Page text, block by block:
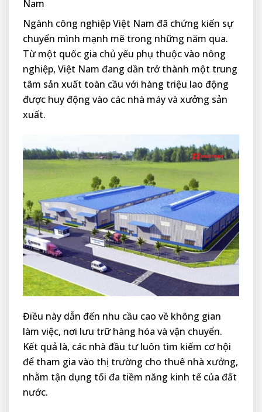
Nam
Ngành công nghiệp Việt Nam đã chứng kiến sự
chuyển mình mạnh mẽ trong những năm qua.
Từ một quốc gia chủ yếu phụ thuộc vào nông
nghiệp, Việt Nam đang dần trở thành một trung
tâm sản xuất toàn cầu với hàng triệu lao động
được huy động vào các nhà máy và xưởng sản
xuất.
Điều này dẫn đến nhu cầu cao về không gian
làm việc, nơi lưu trữ hàng hóa và vận chuyển.
Kết quả là, các nhà đầu tư luôn tìm kiếm cơ hội
để tham gia vào thị trường cho thuê nhà xưởng,
nhằm tận dụng tối đa tiềm năng kinh tế của đất
nước.